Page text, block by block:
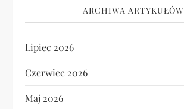
ARCHIWA ARTYKUŁÓW
Lipiec 2026
Czerwiec 2026
Maj 2026